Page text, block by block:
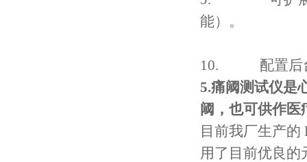
能）。
10.
配置
5.痛阈测试仪是
阈，也可供作医
目前我厂生产的
用了目前优良